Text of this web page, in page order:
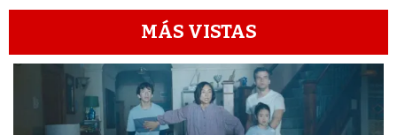
MÁS VISTAS
1